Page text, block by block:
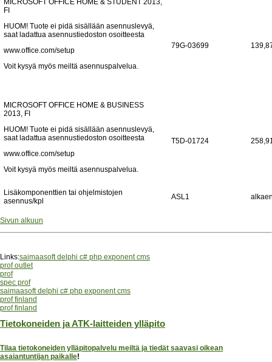
MICROSOFT OFFICE HOME & STUDENT 2013,
FI
HUOM! Tuote ei pidä sisällään asennuslevyä,
saat ladattua asennustiedoston osoitteesta
www.office.com/setup
Voit kysyä myös meiltä asennuspalvelua.
79G-03699
MICROSOFT OFFICE HOME & BUSINESS
2013, FI
HUOM! Tuote ei pidä sisällään asennuslevyä,
saat ladattua asennustiedoston osoitteesta
www.office.com/setup
Voit kysyä myös meiltä asennuspalvelua.
T5D-01724
Lisäkomponenttien tai ohjelmistojen
asennus/kpl
ASL1
Sivun alkuun
Links:saimaasoft delphi c# php exponent cms
prof outlet
prof
spec prof
saimaasoft delphi c# php exponent cms
prof finland
prof finland
Tietokoneiden ja ATK-laitteiden ylläpito
Tilaa tietokoneiden ylläpitopalvelu meiltä ja tiedät saavasi oikean
asaiantuntijan paikalle!